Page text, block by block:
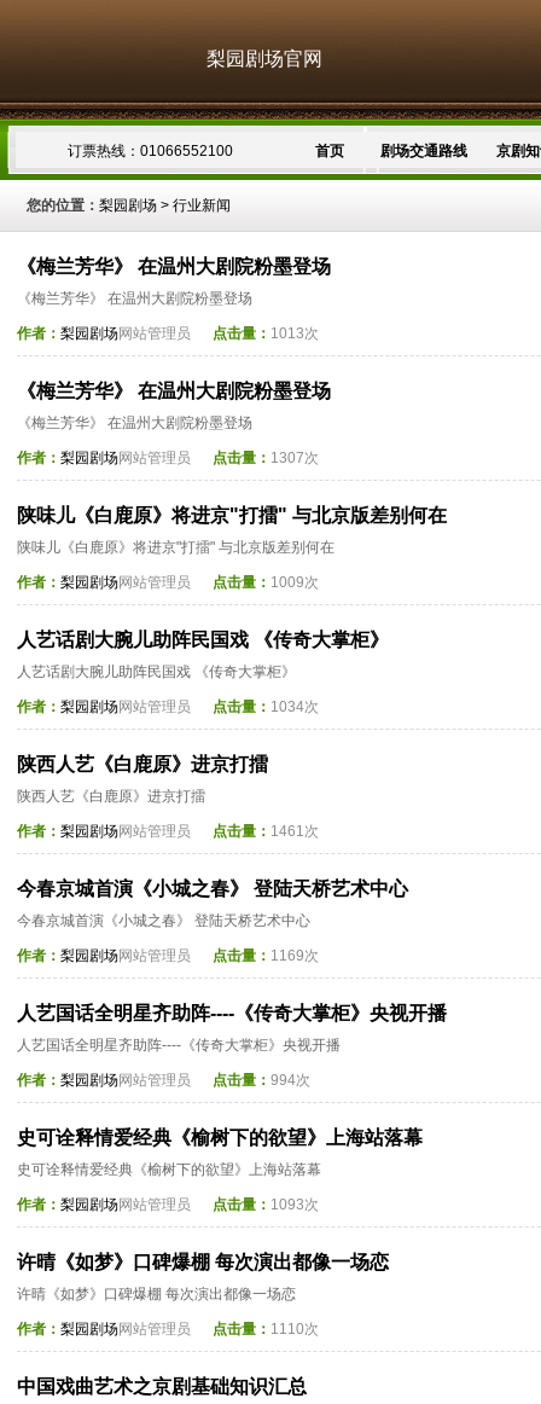
梨园剧场官网
订票热线：01066552100 首页 剧场交通路线 京剧
您的位置： 梨园剧场 > 行业新闻
《梅兰芳华》 在温州大剧院粉墨登场
《梅兰芳华》 在温州大剧院粉墨登场
作者： 梨园剧场网站管理员 点击量： 1013次
《梅兰芳华》 在温州大剧院粉墨登场
《梅兰芳华》 在温州大剧院粉墨登场
作者： 梨园剧场网站管理员 点击量： 1307次
陕味儿《白鹿原》将进京"打擂" 与北京版差别何在
陕味儿《白鹿原》将进京"打擂" 与北京版差别何在
作者： 梨园剧场网站管理员 点击量： 1009次
人艺话剧大腕儿助阵民国戏 《传奇大掌柜》
人艺话剧大腕儿助阵民国戏 《传奇大掌柜》
作者： 梨园剧场网站管理员 点击量： 1034次
陕西人艺《白鹿原》进京打擂
陕西人艺《白鹿原》进京打擂
作者： 梨园剧场网站管理员 点击量： 1461次
今春京城首演《小城之春》 登陆天桥艺术中心
今春京城首演《小城之春》 登陆天桥艺术中心
作者： 梨园剧场网站管理员 点击量： 1169次
人艺国话全明星齐助阵----《传奇大掌柜》央视开播
人艺国话全明星齐助阵----《传奇大掌柜》央视开播
作者： 梨园剧场网站管理员 点击量： 994次
史可诠释情爱经典《榆树下的欲望》上海站落幕
史可诠释情爱经典《榆树下的欲望》上海站落幕
作者： 梨园剧场网站管理员 点击量： 1093次
许晴《如梦》口碑爆棚 每次演出都像一场恋
许晴《如梦》口碑爆棚 每次演出都像一场恋
作者： 梨园剧场网站管理员 点击量： 1110次
中国戏曲艺术之京剧基础知识汇总